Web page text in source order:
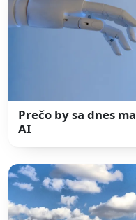
Prečo by sa dnes
AI